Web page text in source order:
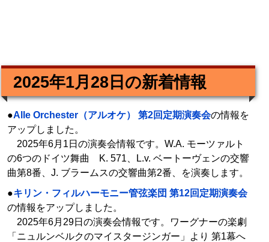
2025年1月28日の新着情報
●Alle Orchester（アルオケ） 第2回定期演奏会の情報を
アップしました。
2025年6月1日の演奏会情報です。W.A. モーツァルト
の6つのドイツ舞曲 K. 571、L.v. ベートーヴェンの交響
曲第8番、J. ブラームスの交響曲第2番、を演奏します。
●キリン・フィルハーモニー管弦楽団 第12回定期演奏会
の情報をアップしました。
2025年6月29日の演奏会情報です。ワーグナーの楽劇
「ニュルンベルクのマイスタージンガー」より 第1幕へ